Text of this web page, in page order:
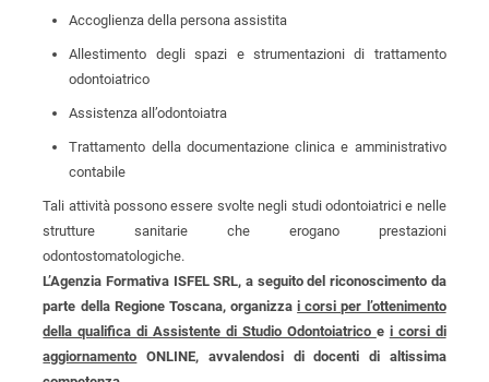
Accoglienza della persona assistita
Allestimento degli spazi e strumentazioni di trattamento
odontoiatrico
Assistenza all’odontoiatra
Trattamento della documentazione clinica e amministrativo
contabile
Tali attività possono essere svolte negli studi odontoiatrici e nelle
strutture sanitarie che erogano prestazioni
odontostomatologiche.
L’Agenzia Formativa ISFEL SRL, a seguito del riconoscimento da
parte della Regione Toscana, organizzai corsi per l’ottenimento
della qualifica di Assistente di Studio Odontoiatrico e i corsi di
aggiornamento ONLINE, avvalendosi di docenti di altissima